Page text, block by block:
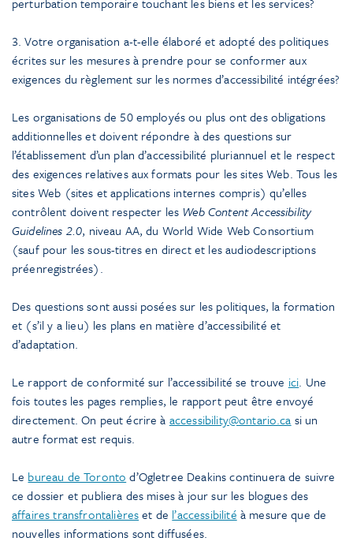
3. Votre organisation a-t-elle élaboré et adopté des politiques
écrites sur les mesures à prendre pour se conformer aux
exigences du règlement sur les normes d’accessibilité intégrées?
Les organisations de 50 employés ou plus ont des obligations
additionnelles et doivent répondre à des questions sur
l’établissement d’un plan d’accessibilité pluriannuel et le respect
des exigences relatives aux formats pour les sites Web. Tous les
sites Web (sites et applications internes compris) qu’elles
contrôlent doivent respecter les Web Content Accessibility
Guidelines 2.0, niveau AA, du World Wide Web Consortium
(sauf pour les sous-titres en direct et les audiodescriptions
préenregistrées).
Des questions sont aussi posées sur les politiques, la formation
et (s’il y a lieu) les plans en matière d’accessibilité et
d’adaptation.
Le rapport de conformité sur l’accessibilité se trouve ici. Une
fois toutes les pages remplies, le rapport peut être envoyé
directement. On peut écrire à accessibility@ontario.ca si un
autre format est requis.
Le bureau de Toronto d’Ogletree Deakins continuera de suivre
ce dossier et publiera des mises à jour sur les blogues des
affaires transfrontalièreset de l’accessibilité à mesure que de
nouvelles informations sont diffusées.